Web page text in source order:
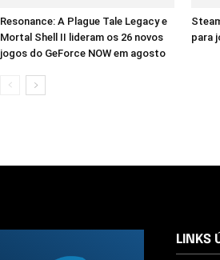
Resonance: A Plague Tale Legacy e
Mortal Shell II lideram os 26 novos
jogos do GeForce NOW em agosto
para
LINKS